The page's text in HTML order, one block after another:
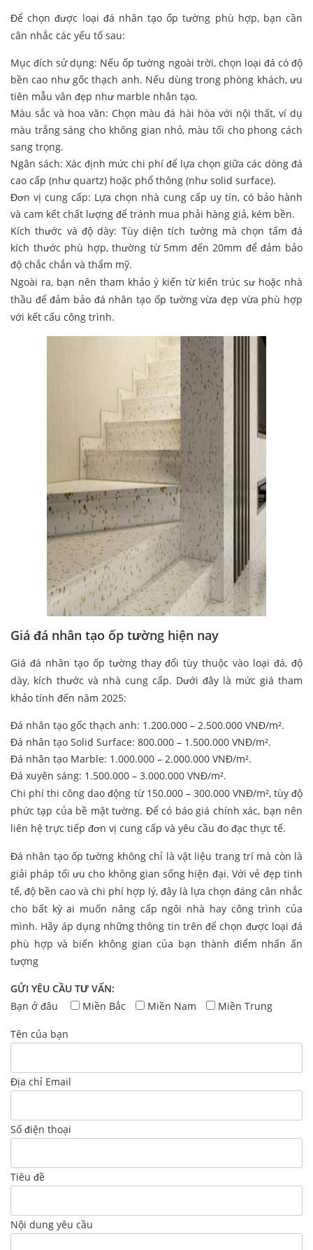
Để chọn được loại đá nhân tạo ốp tường phù hợp, bạn cần
cân nhắc các yếu tố sau:
Mục đích sử dụng: Nếu ốp tường ngoài trời, chọn loại đá có độ
bền cao như gốc thạch anh. Nếu dùng trong phòng khách, ưu
tiên mẫu vân đẹp như marble nhân tạo.
Màu sắc và hoa văn: Chọn màu đá hài hòa với nội thất, ví dụ
màu trắng sáng cho không gian nhỏ, màu tối cho phong cách
sang trọng.
Ngân sách: Xác định mức chi phí để lựa chọn giữa các dòng đá
cao cấp (như quartz) hoặc phổ thông (như solid surface).
Đơn vị cung cấp: Lựa chọn nhà cung cấp uy tín, có bảo hành
và cam kết chất lượng để tránh mua phải hàng giả, kém bền.
Kích thước và độ dày: Tùy diện tích tường mà chọn tấm đá
kích thước phù hợp, thường từ 5mm đến 20mm để đảm bảo
độ chắc chắn và thẩm mỹ.
Ngoài ra, bạn nên tham khảo ý kiến từ kiến trúc sư hoặc nhà
thầu để đảm bảo đá nhân tạo ốp tường vừa đẹp vừa phù hợp
với kết cấu công trình.
Giá đá nhân tạo ốp tường hiện nay
Giá đá nhân tạo ốp tường thay đổi tùy thuộc vào loại đá, độ
dày, kích thước và nhà cung cấp. Dưới đây là mức giá tham
khảo tính đến năm 2025:
Đá nhân tạo gốc thạch anh: 1.200.000 – 2.500.000 VNĐ/m².
Đá nhân tạo Solid Surface: 800.000 – 1.500.000 VNĐ/m².
Đá nhân tạo Marble: 1.000.000 – 2.000.000 VNĐ/m².
Đá xuyên sáng: 1.500.000 – 3.000.000 VNĐ/m².
Chi phí thi công dao động từ 150.000 – 300.000 VNĐ/m², tùy độ
phức tạp của bề mặt tường. Để có báo giá chính xác, bạn nên
liên hệ trực tiếp đơn vị cung cấp và yêu cầu đo đạc thực tế.
Đá nhân tạo ốp tường không chỉ là vật liệu trang trí mà còn là
giải pháp tối ưu cho không gian sống hiện đại. Với vẻ đẹp tinh
tế, độ bền cao và chi phí hợp lý, đây là lựa chọn đáng cân nhắc
cho bất kỳ ai muốn nâng cấp ngôi nhà hay công trình của
mình. Hãy áp dụng những thông tin trên để chọn được loại đá
phù hợp và biến không gian của bạn thành điểm nhấn ấn
tượng
GỬI YÊU CẦU TƯ VẤN:
Bạn ở đâu
Miền Bắc Miền Nam Miền Trung
Tên của bạn
Địa chỉ Email
Số điện thoại
Tiêu đề
Nội dung yêu cầu